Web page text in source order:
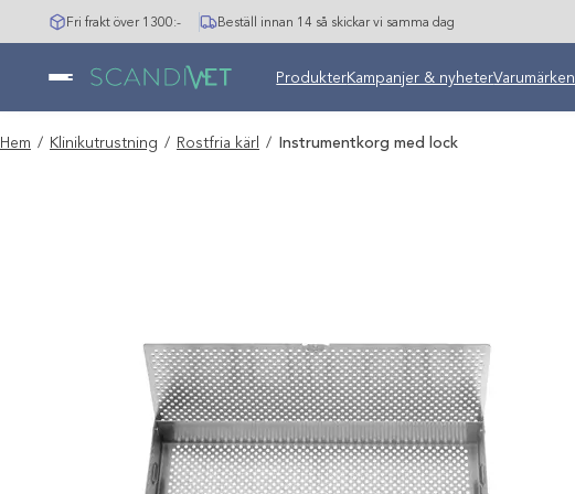
Hoppa
till
Fri frakt över 1300:- Beställ innan 14 så skickar vi samma dag
Undermeny stängd: Varumärken
ProdukterKampanjer & nyheterVarumärken
Hem / Klinikutrustning / Rostfria kärl / Instrumentkorg med lock